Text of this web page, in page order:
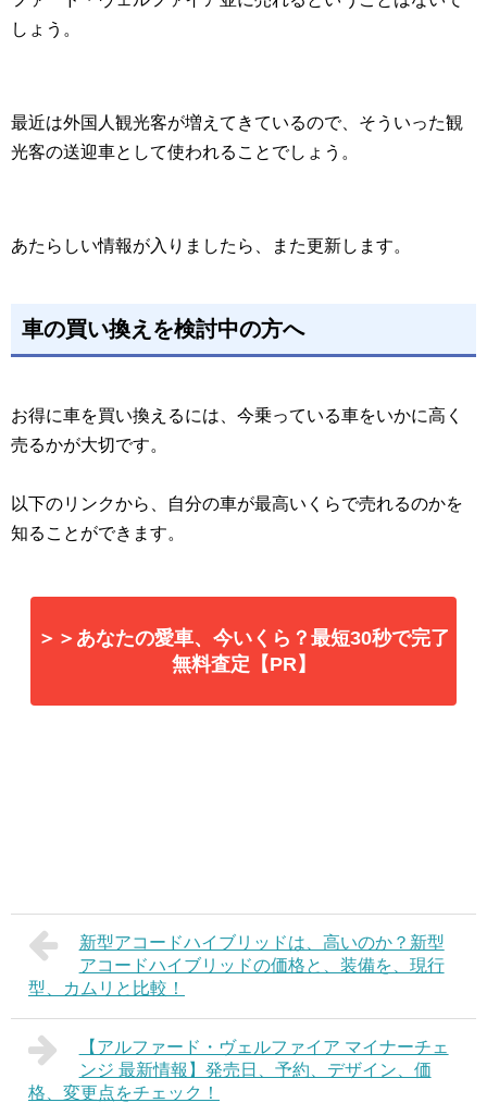
しょう。
最近は外国人観光客が増えてきているので、そういった観
光客の送迎車として使われることでしょう。
あたらしい情報が入りましたら、また更新します。
車の買い換えを検討中の方へ
お得に車を買い換えるには、今乗っている車をいかに高く
売るかが大切です。
以下のリンクから、自分の車が最高いくらで売れるのかを
知ることができます。
＞＞あなたの愛車、今いくら？最短30秒で完了
無料査定【PR】
新型アコードハイブリッドは、高いのか？新型
アコードハイブリッドの価格と、装備を、現行
型、カムリと比較！
【アルファード・ヴェルファイア マイナーチェ
ンジ 最新情報】発売日、予約、デザイン、価
格、変更点をチェック！